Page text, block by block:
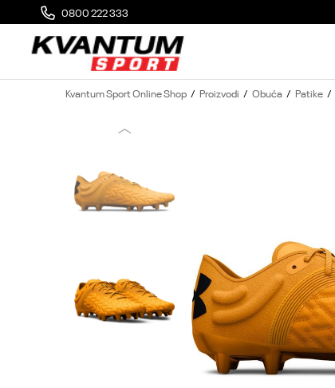
0800 222 333
MOGUĆA ZAMENA 14 DANA OD DOSTAVE
Kvantum Sport Online Shop Proizvodi Obuća Patike